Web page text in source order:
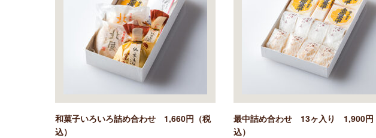
和菓子いろいろ詰め合わせ 1,660円（税
込）
最中詰め合わせ 13ヶ入り 1,900円
込）